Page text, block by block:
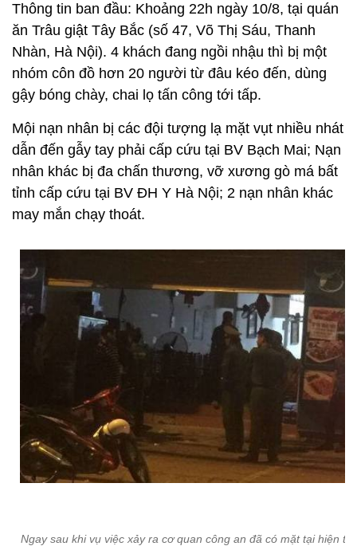
Thông tin ban đầu: Khoảng 22h ngày 10/8, tại quán
ăn Trâu giật Tây Bắc (số 47, Võ Thị Sáu, Thanh
Nhàn, Hà Nội). 4 khách đang ngồi nhậu thì bị một
nhóm côn đồ hơn 20 người từ đâu kéo đến, dùng
gậy bóng chày, chai lọ tấn công tới tấp.
Mội nạn nhân bị các đội tượng lạ mặt vụt nhiều nhát
dẫn đến gẫy tay phải cấp cứu tại BV Bạch Mai; Nạn
nhân khác bị đa chấn thương, vỡ xương gò má bất
tỉnh cấp cứu tại BV ĐH Y Hà Nội; 2 nạn nhân khác
may mắn chạy thoát.
Ngay sau khi vụ việc xảy ra cơ quan công an đã có mặt tại hiện